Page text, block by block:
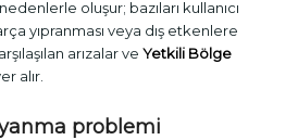
oluşur; bazıları kullanıcı
yıpranması veya dış etkenlere
arızalar ve Yetkili Bölge
alır.
problemi